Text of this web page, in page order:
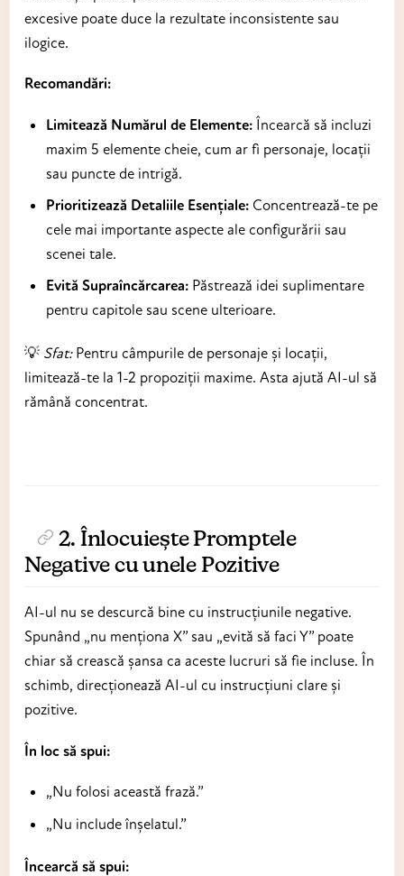
excesive poate duce la rezultate inconsistente sau
ilogice.
Recomandări:
Limitează Numărul de Elemente:Încearcă să incluzi
maxim 5 elemente cheie, cum ar fi personaje, locații
sau puncte de intrigă.
Prioritizează Detaliile Esențiale:Concentrează-te pe
cele mai importante aspecte ale configurării sau
scenei tale.
Evită Supraîncărcarea:Păstrează idei suplimentare
pentru capitole sau scene ulterioare.
💡 Sfat:Pentru câmpurile de personaje și locații,
limitează-te la 1-2 propoziții maxime. Asta ajută AI-ul să
rămână concentrat.
2. Înlocuiește Promptele
Negative cu unele Pozitive
AI-ul nu se descurcă bine cu instrucțiunile negative.
Spunând „nu menționa X” sau „evită să faci Y” poate
chiar să crească șansa ca aceste lucruri să fie incluse. În
schimb, direcționează AI-ul cu instrucțiuni clare și
pozitive.
În loc să spui:
„Nu folosi această frază.”
„Nu include înșelatul.”
Încearcă să spui: